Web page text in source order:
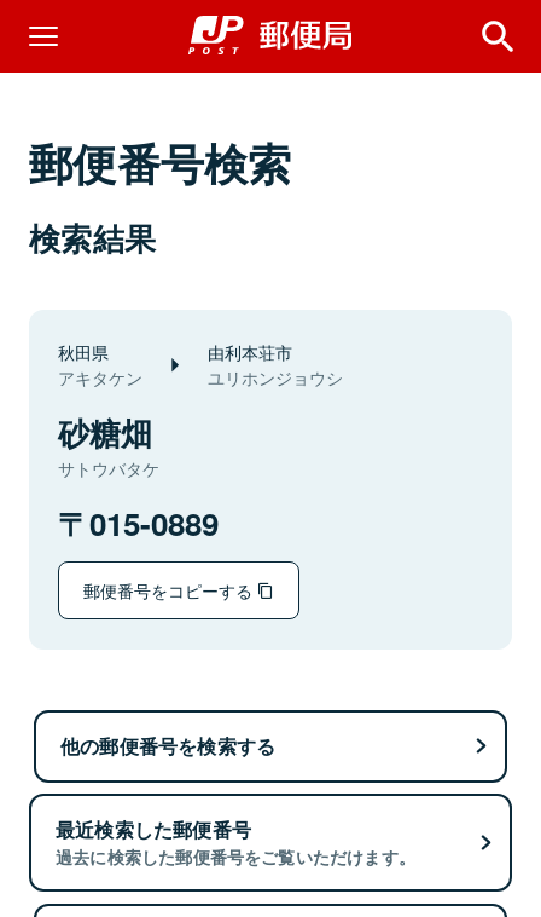
郵便番号検索
検索結果
秋田県
アキタケン
由利本荘市
ユリホンジョウシ
砂糖畑
サトウバタケ
015-0889
郵便番号をコピーする
他の郵便番号を検索する
最近検索した郵便番号
過去に検索した郵便番号をご覧いただけます。